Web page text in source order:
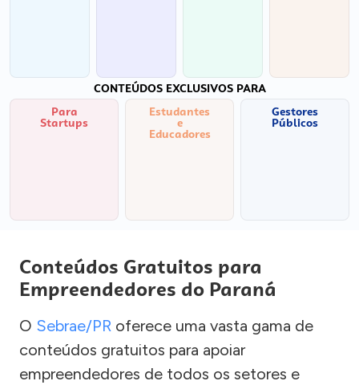
CONTEÚDOS EXCLUSIVOS PARA
Para
Startups
Estudantes
e
Educadores
Gestores
Públicos
Conteúdos Gratuitos para
Empreendedores do Paraná
O Sebrae/PR oferece uma vasta gama de
conteúdos gratuitos para apoiar
empreendedores de todos os setores e